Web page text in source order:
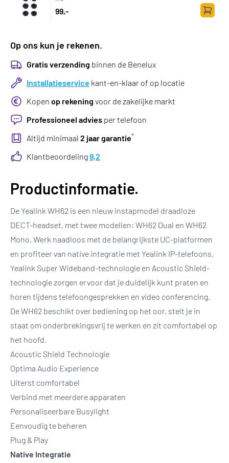
99,-
Op ons kun je rekenen.
Gratis verzending binnen de Benelux
Installatieservice kant-en-klaar of op locatie
Kopen op rekening voor de zakelijke markt
Professioneel advies per telefoon
Altijd minimaal 2 jaar garantie*
Klantbeoordeling9,2
Productinformatie.
De Yealink WH62 is een nieuw instapmodel draadloze
DECT-headset, met twee modellen: WH62 Dual en WH62
Mono. Werk naadloos met de belangrijkste UC-platformen
en profiteer van native integratie met Yealink IP-telefoons.
Yealink Super Wideband-technologie en Acoustic Shield-
technologie zorgen ervoor dat je duidelijk kunt praten en
horen tijdens telefoongesprekken en video conferencing.
De WH62 beschikt over bediening op het oor, stelt je in
staat om onderbrekingsvrij te werken en zit comfortabel op
het hoofd.
Acoustic Shield Technologie
Optima Audio Experience
Uiterst comfortabel
Verbind met meerdere apparaten
Personaliseerbare Busylight
Eenvoudig te beheren
Plug & Play
Native Integratie